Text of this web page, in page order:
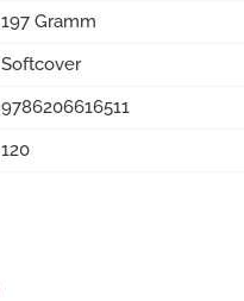
197 Gramm
Softcover
9786206616511
120